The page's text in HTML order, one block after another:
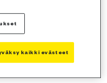
kaikki evästeet